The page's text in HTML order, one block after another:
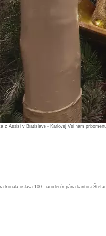
z Assisi v Bratislave - Karlovej Vsi nám
konala oslava 100. narodenín pána kantora